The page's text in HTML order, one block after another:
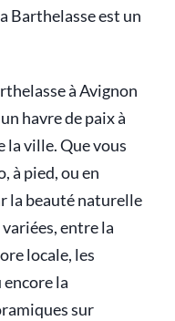
Barthelasse est un
à Avignon
havre de paix à
la ville. Que vous
à pied, ou en
la beauté naturelle
entre la
locale, les
encore la
sur